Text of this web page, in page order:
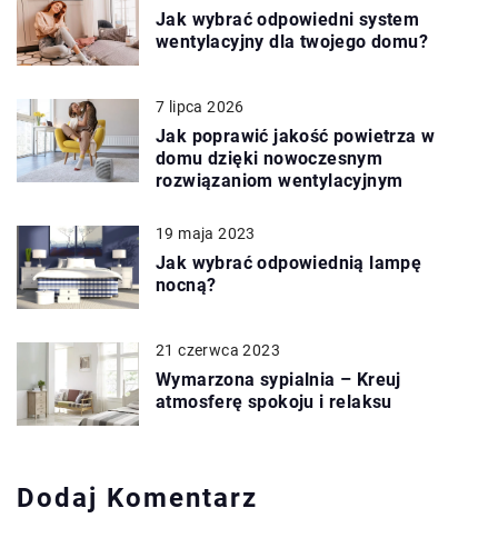
Jak wybrać odpowiedni system
wentylacyjny dla twojego domu?
7 lipca 2026
Jak poprawić jakość powietrza w
domu dzięki nowoczesnym
rozwiązaniom wentylacyjnym
19 maja 2023
Jak wybrać odpowiednią lampę
nocną?
21 czerwca 2023
Wymarzona sypialnia – Kreuj
atmosferę spokoju i relaksu
Dodaj Komentarz